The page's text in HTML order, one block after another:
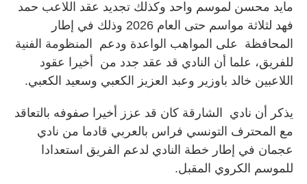
مايد محسن لموسم واحد وكذلك تجديد عقد اللاعب حمد
فهد لثلاثة مواسم حتى العام 2026 وذلك في إطار
المحافظة على المواهب الواعدة ودعم المنظومة الفنية
للفريق، علما أن النادي قد عقد جدد من أخيرا عقود
اللاعبين خالد باوزير وعبد العزيز الكعبي وسعيد الكعبي.
يذكر أن نادي الشارقة كان قد عزز أخيرا صفوفه بالتعاقد
مع المحترف التونسي فراس بالعربي قادما من نادي
عجمان في إطار خطة النادي لدعم الفريق استعدادا
للموسم الكروي المقبل.